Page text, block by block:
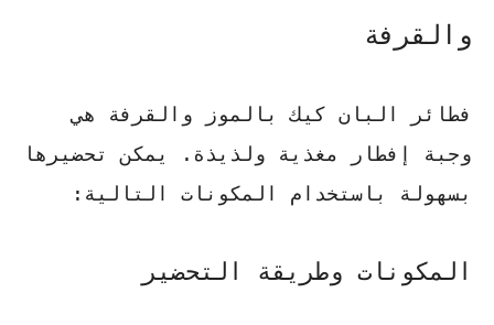
والقرفة
فطائر البان كيك بالموز والقرفة هي
وجبة إفطار مغذية ولذيذة. يمكن تحضيرها
بسهولة باستخدام المكونات التالية:
المكونات وطريقة التحضير